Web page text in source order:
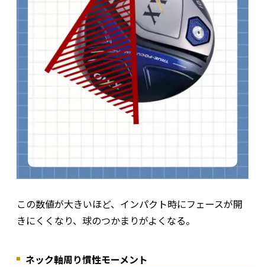
この数値が大きいほど、インパクト時にフェースが開
きにくくなり、球のつかまりがよくなる。
ネック軸周り慣性モーメント